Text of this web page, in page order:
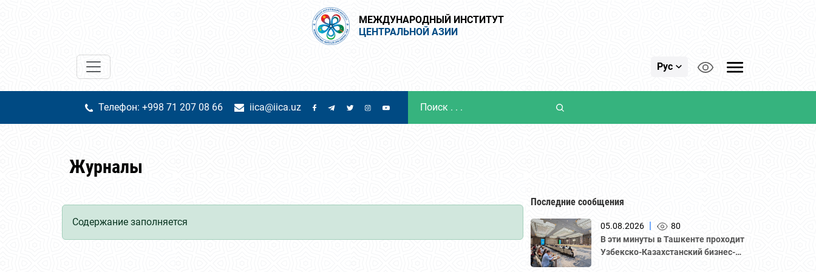
МЕЖДУНАРОДНЫЙ ИНСТИТУТ
ЦЕНТРАЛЬНОЙ АЗИИ
Рус
Телефон: +998 71 207 08 66 iica@iica.uz
Журналы
Содержание заполняется
Последние сообщения
05.08.2026 |
80
В эти минуты в Ташкенте проходит
Узбекско-Казахстанский бизнес-